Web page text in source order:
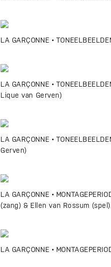
LA GARÇONNE •
LA GARÇONNE •
Lique van Gerven)
LA GARÇONNE •
Gerven)
LA GARÇONNE •
(zang) & Ellen van Rossum
LA GARÇONNE •